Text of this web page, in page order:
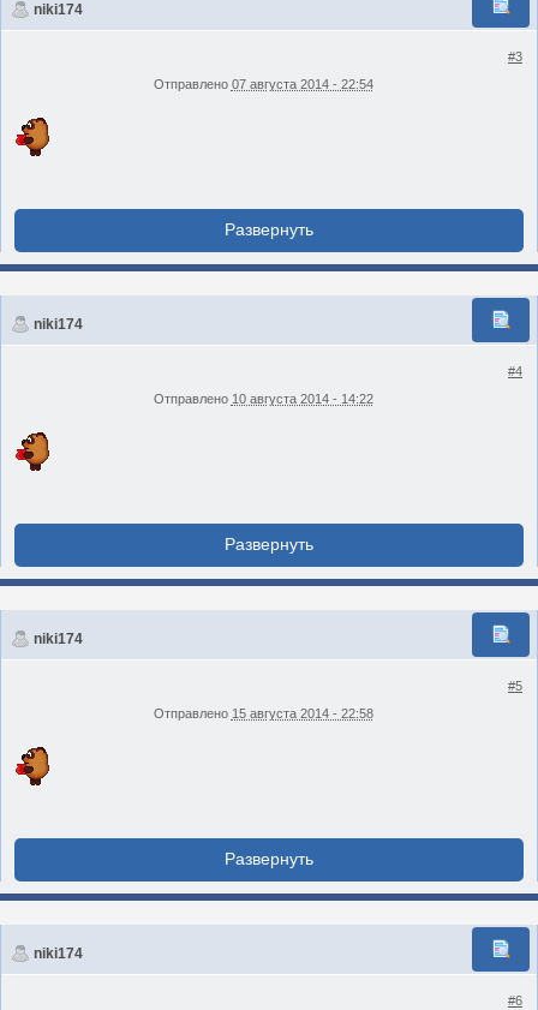
niki174
#3
Отправлено 07 августа 2014 - 22:54
niki174
#4
Отправлено 10 августа 2014 - 14:22
niki174
#5
Отправлено 15 августа 2014 - 22:58
niki174
#6